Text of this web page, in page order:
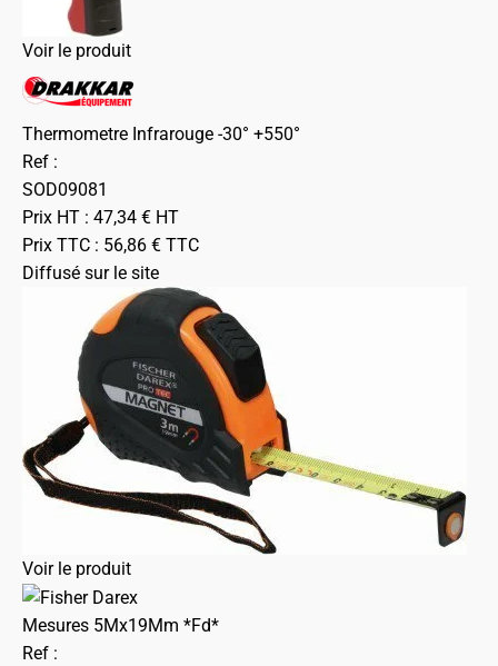
Voir le produit
Thermometre Infrarouge -30° +550°
Ref :
SOD09081
Prix HT : 47,34 € HT
Prix TTC : 56,86 € TTC
Diffusé sur le site
Voir le produit
Mesures 5Mx19Mm *Fd*
Ref :